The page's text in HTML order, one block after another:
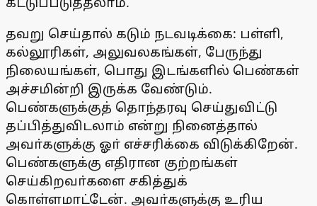
தவறு செய்தால் கடும் நடவடிக்கை: பள்ளி,
கல்லூரிகள், அலுவலகங்கள், பேருந்து
நிலையங்கள், பொது இடங்களில் பெண்கள்
அச்சமின்றி இருக்க வேண்டும்.
பெண்களுக்குத் தொந்தரவு செய்துவிட்டு
தப்பித்துவிடலாம் என்று நினைத்தால்
அவா்களுக்கு ஓா் எச்சரிக்கை விடுக்கிறேன்.
பெண்களுக்கு எதிரான குற்றங்கள்
செய்கிறவா்களை சகித்துக்
கொள்ளமாட்டேன். அவா்களுக்கு உரிய